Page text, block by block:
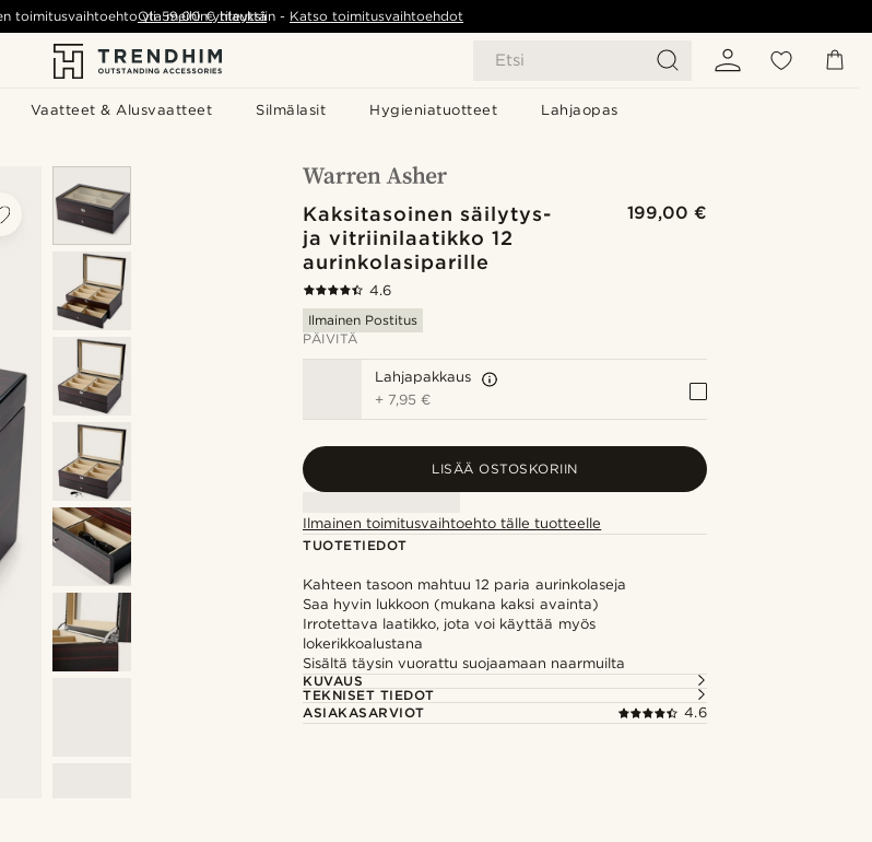
Etsi
Vaatteet & Alusvaatteet Silmälasit Hygieniatuotteet Lahjaopas
toimitusvaihtoehto yli 59,00 €tilauksiin - Katso toimitusvaihtoehdot
Ota meihin yhteyttä
Kaksitasoinen säilytys-
ja vitriinilaatikko 12
aurinkolasiparille
199,00 €
4.6
Ilmainen Postitus
PÄIVITÄ
Lahjapakkaus
+ 7,95 €
LISÄÄ OSTOSKORIIN
Ilmainen toimitusvaihtoehto tälle tuotteelle
TUOTETIEDOT
Kahteen tasoon mahtuu 12 paria aurinkolaseja
Saa hyvin lukkoon (mukana kaksi avainta)
Irrotettava laatikko, jota voi käyttää myös
lokerikkoalustana
Sisältä täysin vuorattu suojaamaan naarmuilta
KUVAUS
TEKNISET TIEDOT
ASIAKASARVIOT
4.6